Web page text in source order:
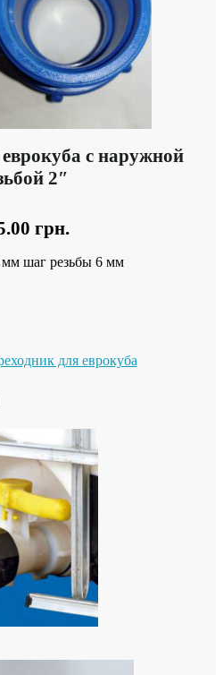
с наружной
2″
грн.
шаг резьбы 6 мм
для еврокуба